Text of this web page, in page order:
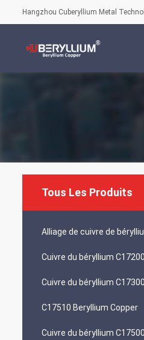
Hangzhou Cuberyllium Metal
Tous Les Produits
Alliage de cuivre de
Cuivre du béryllium C17200
Cuivre du béryllium C17300
C17510 Beryllium Copper
Cuivre du béryllium C17500